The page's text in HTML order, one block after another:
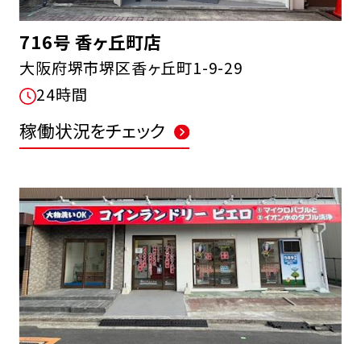
716号 香ヶ丘町店
大阪府堺市堺区香ヶ丘町1-9-29
24時間
稼働状況をチェック